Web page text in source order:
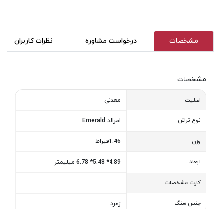
مشخصات درخواست مشاوره نظرات کاربران
مشخصات
اصلیت معدنی
نوع تراش امرالد Emerald
وزن 1.46قیراط
ابعاد 4.89* 5.48* 6.78 میلیمتر
کارت مشخصات
جنس سنگ زمرد